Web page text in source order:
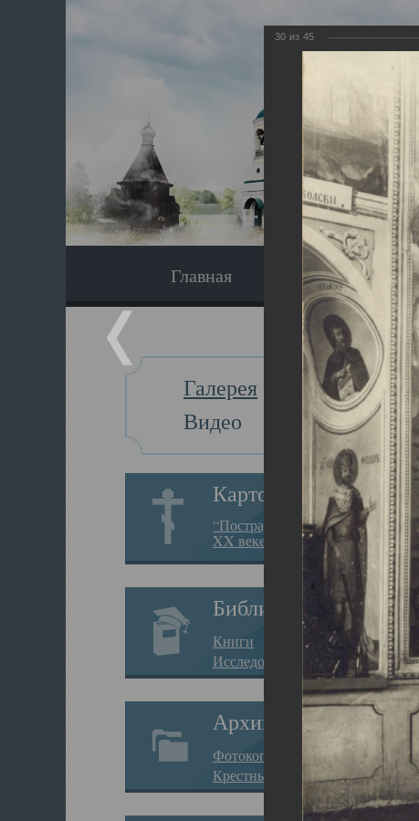
Главная Экскурсия
Галерея
Видео
Картотека
“Пострадавшие за веру в
XX веке на Севере”
Библиотека
Книги
Исследования
Архив
Фотокопии дел
Крестные ходы
30 из 45